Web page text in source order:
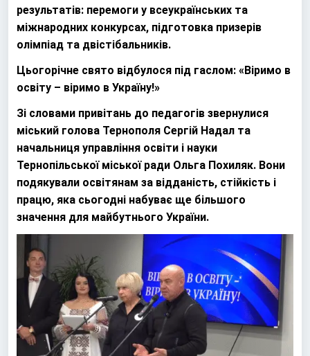
результатів: перемоги у всеукраїнських та
міжнародних конкурсах, підготовка призерів
олімпіад та двістібальників.
Цьогорічне свято відбулося під гаслом: «Віримо в
освіту – віримо в Україну!»
Зі словами привітань до педагогів звернулися
міський голова Тернополя Сергій Надал та
начальниця управління освіти і науки
Тернопільської міської ради Ольга Похиляк. Вони
подякували освітянам за відданість, стійкість і
працю, яка сьогодні набуває ще більшого
значення для майбутнього України.